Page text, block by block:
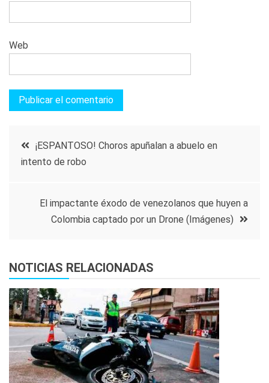
Web
Navegación
entradas
¡ESPANTOSO! Choros apuñalan a abuelo en
intento de robo
El impactante éxodo de venezolanos que huyen a
Colombia captado por un Drone (Imágenes)
NOTICIAS RELACIONADAS